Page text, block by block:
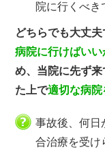
院に行くべき
どちらでも大丈夫
病院に行けばい
め、当院に先ず
た上で適切な病
事故後、何日
合治療を受け